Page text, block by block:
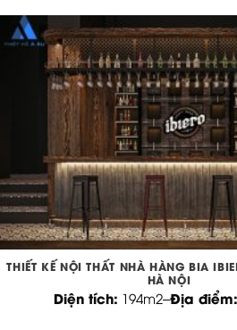
THIẾT KẾ NỘI THẤT NHÀ HÀNG BIA
HÀ NỘI
Diện tích: 194m2–Địa điểm: